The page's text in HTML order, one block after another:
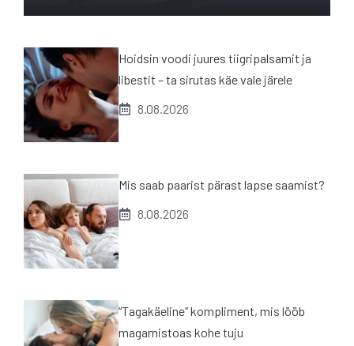
Hoidsin voodi juures tiigripalsamit ja
libestit – ta sirutas käe vale järele
8.08.2026
Mis saab paarist pärast lapse saamist?
8.08.2026
“Tagakäeline” kompliment, mis lööb
magamistoas kohe tuju